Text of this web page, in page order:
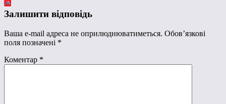
Залишити відповідь
Ваша e-mail адреса не оприлюднюватиметься. Обов’язкові
поля позначені *
Коментар *